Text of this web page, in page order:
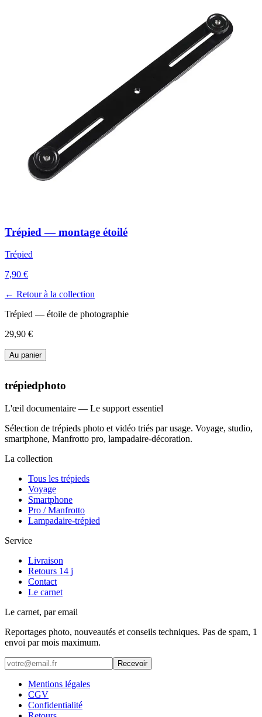
Trépied — montage étoilé
Trépied
7,90 €
← Retour à la collection
Trépied — étoile de photographie
29,90 €
Au panier
trépiedphoto
L'œil documentaire — Le support essentiel
Sélection de trépieds photo et vidéo triés par usage. Voyage, studio,
smartphone, Manfrotto pro, lampadaire-décoration.
La collection
Tous les trépieds
Voyage
Smartphone
Pro / Manfrotto
Lampadaire-trépied
Service
Livraison
Retours 14 j
Contact
Le carnet
Le carnet, par email
Reportages photo, nouveautés et conseils techniques. Pas de spam, 1
envoi par mois maximum.
Recevoir
Mentions légales
CGV
Confidentialité